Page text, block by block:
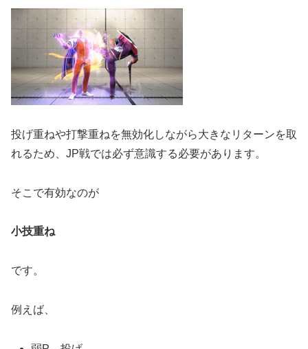
投げ重ねや打撃重ねを無効化しながら大きなリターンを取
れるため、JP戦では必ず意識する必要があります。
そこで有効なのが
小技重ね
です。
例えば、